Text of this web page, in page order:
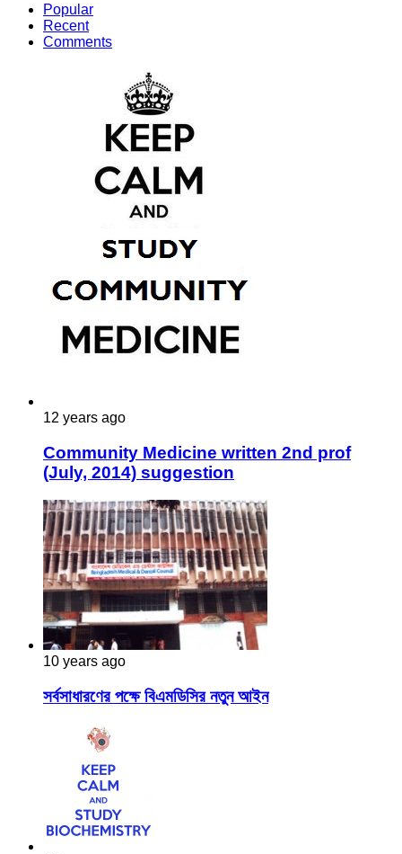
Popular
Recent
Comments
12 years ago
Community Medicine written 2nd prof
(July, 2014) suggestion
10 years ago
সর্বসাধারণের পক্ষে বিএমডিসির নতুন আইন